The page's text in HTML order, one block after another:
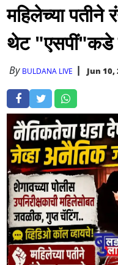
महिलेच्या
थेट "एसपीं"कडे
By BULDANA LIVE Jun 10,